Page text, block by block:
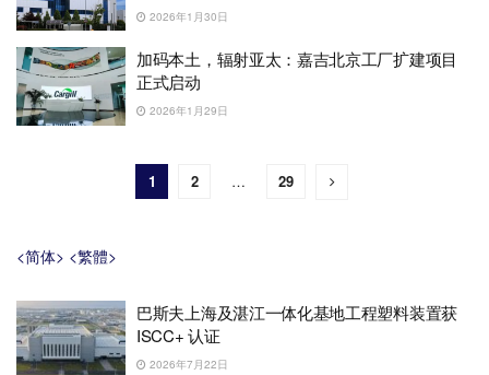
2026年1月30日
加码本土，辐射亚太：嘉吉北京工厂扩建项目
正式启动
2026年1月29日
1 2 … 29
<简体> <繁體>
巴斯夫上海及湛江一体化基地工程塑料装置获
ISCC+ 认证
2026年7月22日